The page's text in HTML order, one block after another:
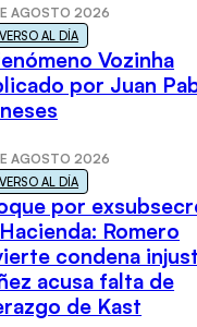
AGOSTO 2026
AL DÍA
Vozinha
por Juan
AGOSTO 2026
AL DÍA
por
Romero
condena
acusa falta de
de Kast